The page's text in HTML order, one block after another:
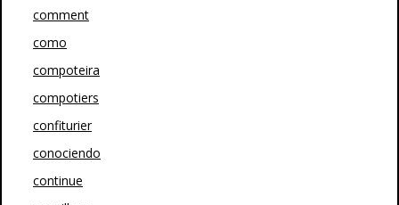
comment
como
compoteira
compotiers
confiturier
conociendo
continue